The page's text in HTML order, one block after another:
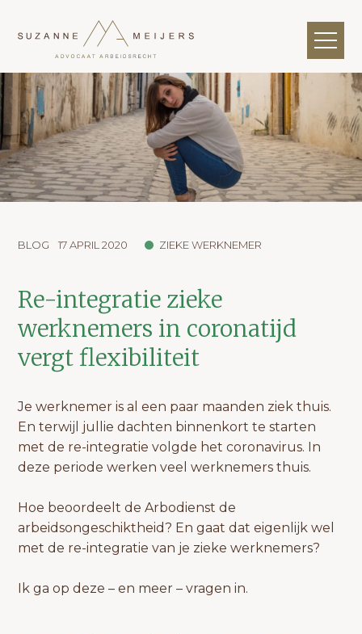
BLOG 17 APRIL 2020 ZIEKE WERKNEMER
Re-integratie zieke
werknemers in coronatijd
vergt flexibiliteit
Je werknemer is al een paar maanden ziek thuis.
En terwijl jullie dachten binnenkort te starten
met de re-integratie volgde het coronavirus. In
deze periode werken veel werknemers thuis.
Hoe beoordeelt de Arbodienst de
arbeidsongeschiktheid? En gaat dat eigenlijk wel
met de re-integratie van je zieke werknemers?
Ik ga op deze – en meer – vragen in.